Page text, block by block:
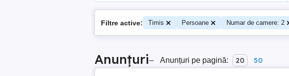
Filtre active: Timis Persoane Numar de camere: 2
Anunțuri– Anunțuri pe pagină: 20 50